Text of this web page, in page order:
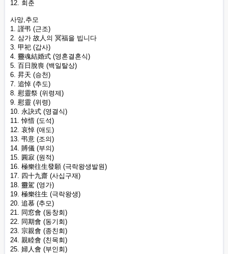
12. 회춘
사망,추모
1. 謹弔 (근조)
2. 삼가 故人의 冥福을 빕니다
3. 甲祀 (갑사)
4. 靈魂結婚式 (영혼결혼식)
5. 百日脫喪 (백일탈상)
6. 昇天 (승천)
7. 追悼 (추도)
8. 慰靈祭 (위령제)
9. 慰靈 (위령)
10. 永訣式 (영결식)
11. 悼惜 (도석)
12. 哀悼 (애도)
13. 弔意 (조의)
14. 賻儀 (부의)
15. 圓寂 (원적)
16. 極樂往生發願 (극락왕생발원)
17. 四十九齋 (사십구재)
18. 靈駕 (영가)
19. 極樂往生 (극락왕생)
20. 追慕 (추모)
21. 同窓會 (동창회)
22. 同期會 (동기회)
23. 宗親會 (종친회)
24. 親睦會 (친목회)
25. 婦人會 (부인회)